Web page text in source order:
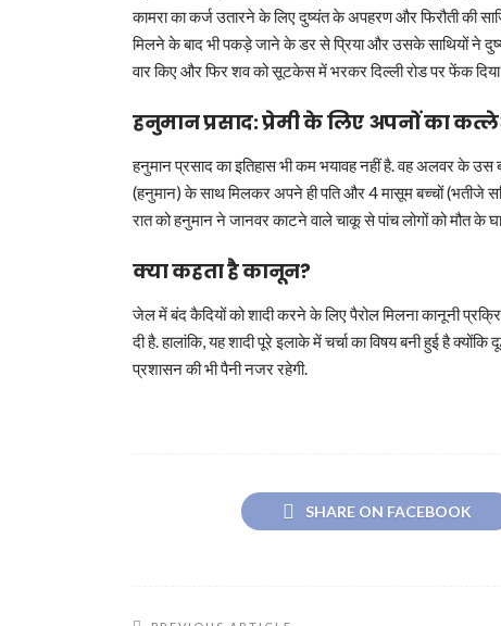
कामरा का कर्ज उतारने के लिए दुष्यंत के अपहरण और फिरौती की
मिलने के बाद भी पकड़े जाने के डर से प्रिया और उसके साथियों ने
वार किए और फिर शव को सूटकेस में भरकर दिल्ली रोड पर फेंक
हनुमान प्रसाद: प्रेमी के लिए अपनों का
हनुमान प्रसाद का इतिहास भी कम भयावह नहीं है. वह अलवर के उस
(हनुमान) के साथ मिलकर अपने ही पति और 4 मासूम बच्चों (भतीजे
रात को हनुमान ने जानवर काटने वाले चाकू से पांच लोगों को मौत के
क्या कहता है कानून?
जेल में बंद कैदियों को शादी करने के लिए पैरोल मिलना कानूनी
दी है. हालांकि, यह शादी पूरे इलाके में चर्चा का विषय बनी हुई है
प्रशासन की भी पैनी नजर रहेगी.
SHARE ON FACEBOOK